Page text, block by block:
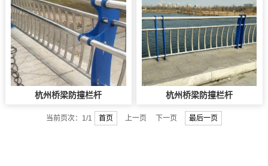
杭州桥梁防撞栏杆 杭州桥梁防撞栏杆
当前页次：1/1 首页 上一页 下一页 最后一页